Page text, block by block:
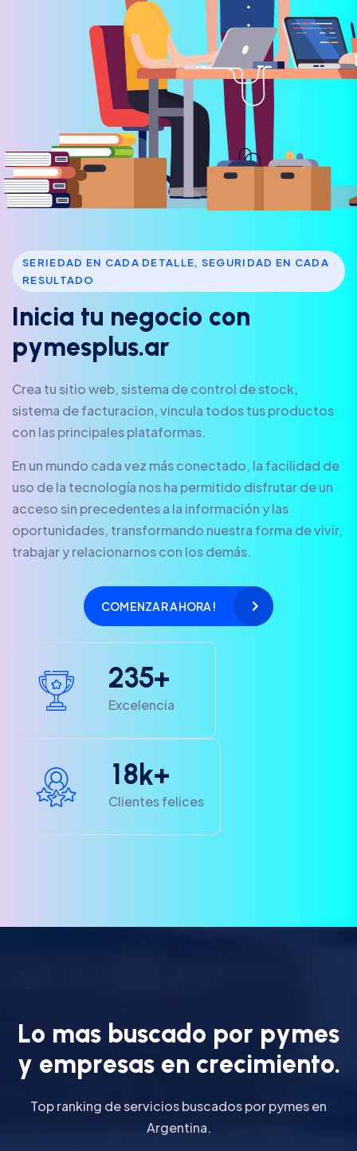
SERIEDAD EN CADA DETALLE, SEGURIDAD EN CADA
RESULTADO
Inicia tu negocio con
pymesp us.ar
Crea tu sitio web, sistema de control de stock,
sistema de facturacion, vincula todos tus productos
con las principales plataformas.
En un mundo cada vez más conectado, la facilidad de
uso de la tecnología nos ha permitido disfrutar de un
acceso sin precedentes a la información y las
oportunidades, transformando nuestra forma de vivir,
trabajar y relacionarnos con los demás.
COMENZAR AHORA!
235+
Excelencia
18k+
Clientes felices
Lo mas buscado por pymes
y empresas en crecimiento.
Top ranking de servicios buscados por pymes en
Argentina.